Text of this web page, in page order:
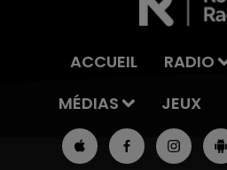
ACCUEIL RADIO
MÉDIAS
JEUX